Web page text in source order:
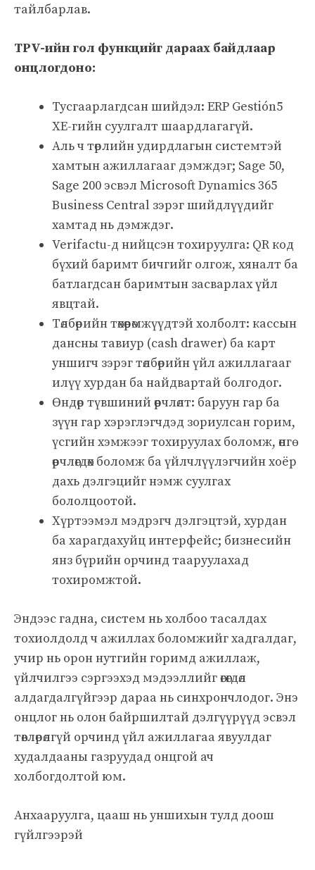
тайлбарлав.
TPV-ийн гол функцийг дараах байдлаар
онцлогдоно:
Тусгаарлагдсан шийдэл: ERP Gestión5
XE-гийн суулгалт шаардлагагүй.
Аль ч төрлийн удирдлагын системтэй
хамтын ажиллагааг дэмждэг; Sage 50,
Sage 200 эсвэл Microsoft Dynamics 365
Business Central зэрэг шийдлүүдийг
хамтад нь дэмждэг.
Verifactu-д нийцсэн тохируулга: QR код
бүхий баримт бичгийг олгож, хяналт ба
батлагдсан баримтын засварлах үйл
явцтай.
Төлбөрийн төхөөрөмжүүдтэй холболт: кассын
дансны тавиур (cash drawer) ба карт
уншигч зэрэг төлбөрийн үйл ажиллагааг
илүү хурдан ба найдвартай болгодог.
Өндөр түвшиний өөрчлөлт: баруун гар ба
зүүн гар хэрэглэгчдэд зориулсан горим,
үсгийн хэмжээг тохируулах боломж, өнгө
өөрчлөгдөх боломж ба үйлчлүүлэгчийн хоёр
дахь дэлгэцийг нэмж суулгах
бололцоотой.
Хүртээмэл мэдрэгч дэлгэцтэй, хурдан
ба харагдахуйц интерфейс; бизнесийн
янз бүрийн орчинд тааруулахад
тохиромжтой.
Эндээс гадна, систем нь холбоо тасалдах
тохиолдолд ч ажиллах боломжийг хадгалдаг,
учир нь орон нутгийн горимд ажиллаж,
үйлчилгээ сэргээхэд мэдээллийг өгөгдөл
алдагдалгүйгээр дараа нь синхрончлодог. Энэ
онцлог нь олон байршилтай дэлгүүрүүд эсвэл
төвлөрөлгүй орчинд үйл ажиллагаа явуулдаг
худалдааны газруудад онцгой ач
холбогдолтой юм.
Анхааруулга, цааш нь уншихын тулд доош
гүйлгээрэй